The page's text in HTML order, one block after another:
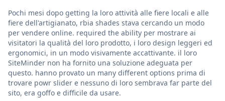
Pochi mesi dopo getting la loro attività alle fiere locali e alle
fiere dell'artigianato, rbia shades stava cercando un modo
per vendere online. required the ability per mostrare ai
visitatori la qualità del loro prodotto, i loro design leggeri ed
ergonomici, in un modo visivamente accattivante. il loro
SiteMinder non ha fornito una soluzione adeguata per
questo. hanno provato un many different options prima di
trovare powr slider e nessuno di loro sembrava far parte del
sito, era goffo e difficile da usare.